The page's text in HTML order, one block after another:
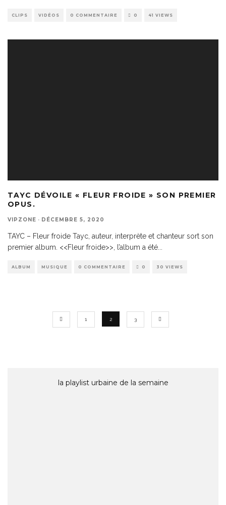
CLIPS VIDÉOS 0 COMMENTAIRE 0 41 VIEWS
TAYC DÉVOILE « FLEUR FROIDE » SON PREMIER
OPUS.
VIPZONE · DÉCEMBRE 5, 2020
TAYC – Fleur froide Tayc, auteur, interprète et chanteur sort son
premier album. <<Fleur froide>>, l’album a été
ALBUM MUSIQUE 0 COMMENTAIRE 0 30 VIEWS
1 2 3
la playlist urbaine de la semaine